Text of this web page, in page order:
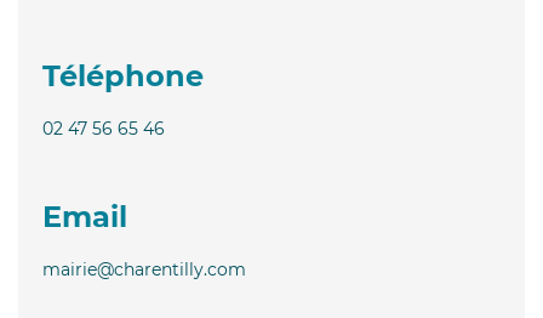
Téléphone
02 47 56 65 46
Email
mairie@charentilly.com